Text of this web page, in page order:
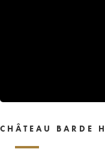
CHÂTEAU BARDE